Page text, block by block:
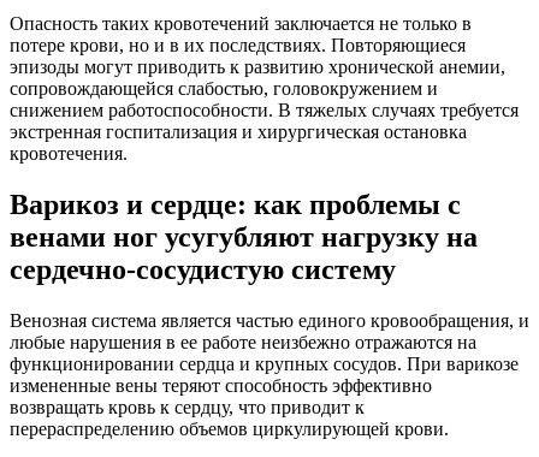
Опасность таких кровотечений заключается не только в
потере крови, но и в их последствиях. Повторяющиеся
эпизоды могут приводить к развитию хронической анемии,
сопровождающейся слабостью, головокружением и
снижением работоспособности. В тяжелых случаях требуется
экстренная госпитализация и хирургическая остановка
кровотечения.
Варикоз и сердце: как проблемы с
венами ног усугубляют нагрузку на
сердечно-сосудистую систему
Венозная система является частью единого кровообращения, и
любые нарушения в ее работе неизбежно отражаются на
функционировании сердца и крупных сосудов. При варикозе
измененные вены теряют способность эффективно
возвращать кровь к сердцу, что приводит к
перераспределению объемов циркулирующей крови.